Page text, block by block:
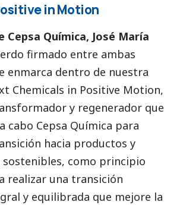
in Motion
Cepsa Química, José María
firmado entre ambas
enmarca dentro de nuestra
Chemicals in Positive Motion,
y regenerador que
cabo Cepsa Química para
hacia productos y
sostenibles, como principio
realizar una transición
y equilibrada que mejore la